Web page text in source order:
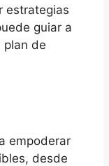
estrategias
guiar a
plan de
empoderar
desde